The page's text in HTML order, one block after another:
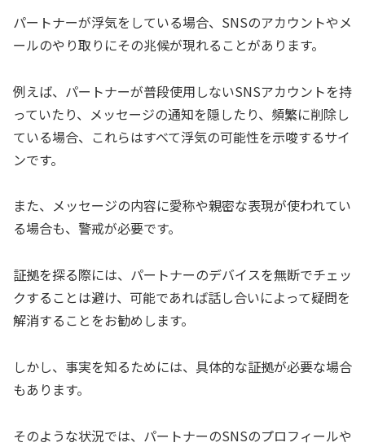
パートナーが浮気をしている場合、SNSのアカウントやメ
ールのやり取りにその兆候が現れることがあります。
例えば、パートナーが普段使用しないSNSアカウントを持
っていたり、メッセージの通知を隠したり、頻繁に削除し
ている場合、これらはすべて浮気の可能性を示唆するサイ
ンです。
また、メッセージの内容に愛称や親密な表現が使われてい
る場合も、警戒が必要です。
証拠を探る際には、パートナーのデバイスを無断でチェッ
クすることは避け、可能であれば話し合いによって疑問を
解消することをお勧めします。
しかし、事実を知るためには、具体的な証拠が必要な場合
もあります。
そのような状況では、パートナーのSNSのプロフィールや